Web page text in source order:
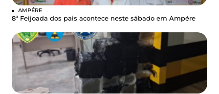
AMPÉRE
8ª Feijoada dos pais acontece neste sábado em Ampére